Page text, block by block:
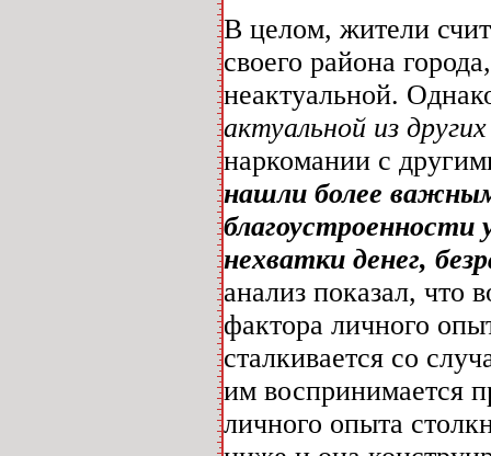
В целом, жители
своего района
неактуальной.
актуальной из
наркомании с
нашли более
благоустроенности
нехватки денег,
анализ показал, что
фактора личного
сталкивается со
им воспринимается
личного опыта